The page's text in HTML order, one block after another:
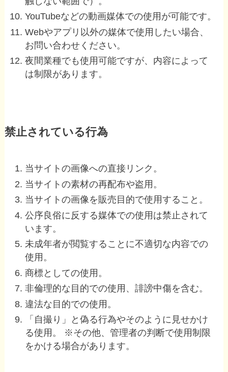
YouTubeなどの動画媒体での使用が可能です。
Webやアプリ以外の媒体で使用したい場合、
お問い合わせください。
夜間業種でも使用可能ですが、内容によって
は制限があります。
禁止されている行為
当サイトの画像への直接リンク。
当サイトの素材の再配布や盗用。
当サイトの画像を販売目的で使用すること。
公序良俗に反する媒体での使用は禁止されて
います。
未成年者が閲覧することに不適切な内容での
使用。
商標としての使用。
非倫理的な目的での使用、誹謗中傷を含む。
違法な目的での使用。
「自撮り」と偽る行為やそのように見せかけ
る使用。 ※その他、管理者の判断で使用制限
をかける場合があります。